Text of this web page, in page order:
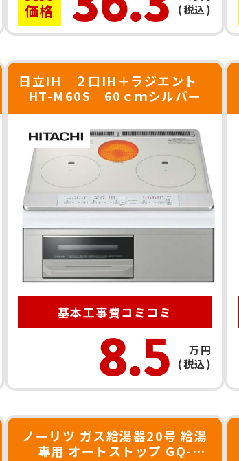
価格
(税込)
日立IH ２口IH＋ラジエント
HT-M60S 60ｃｍシルバー
基本工事費コミコミ
8.5
万円
(税込)
ノーリツ ガス給湯器20号 給湯
専用 オートストップ GQ-